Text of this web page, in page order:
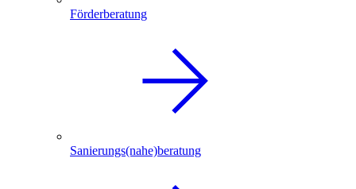
Förderberatung
Sanierungs(nahe)beratung